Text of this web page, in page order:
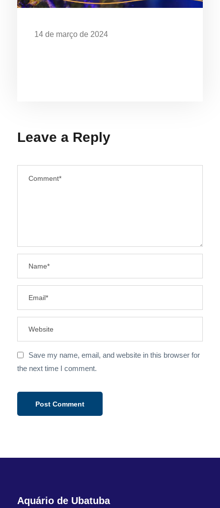
14 de março de 2024
Leave a Reply
Save my name, email, and website in this browser for
the next time I comment.
Aquário de Ubatuba